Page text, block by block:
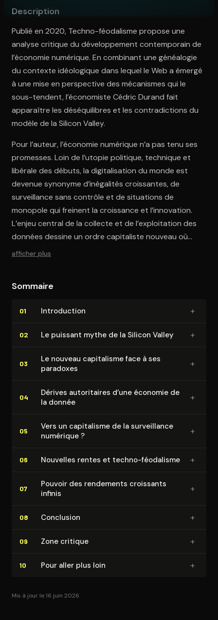
Description
Publié en 2020, Techno-féodalisme propose une
analyse critique du développement contemporain de
l’économie numérique. En combinant une généalogie
du contexte idéologique dans lequel le Web a émergé
à une mise en perspective des mécanismes qui le
sous-tendent, l’économiste Cédric Durand fait
apparaître les déséquilibres et les contradictions du
modèle de la Silicon Valley.
Pour l’auteur, l’économie numérique n’a pas tenu ses
promesses. Loin de l’utopie politique, technique et
libérale des débuts, la digitalisation du monde est
devenue synonyme d’inégalités croissantes, de
surveillance sans contrôle et de situations de
monopole qui freinent la croissance et l’innovation.
L’enjeu central de la collecte et de l’exploitation des
données dessine un ordre capitaliste nouveau où
l’exploitation de la rente fait ressurgir la question du
afficher plus
Sommaire
01 In­tro­duc­tion +
02 Le puissant mythe de la Silicon Valley +
03
Le nouveau capitalisme face à ses
paradoxes
+
04
Dérives au­to­ri­taires d’une économie de
la donnée
+
05
Vers un capitalisme de la sur­veillance
numérique ?
+
06 Nouvelles rentes et techno-féodalisme +
07
Pouvoir des rendements croissants
infinis
+
08 Conclusion +
09 Zone critique +
10 Pour aller plus loin +
Mis à jour le 16 juin 2026